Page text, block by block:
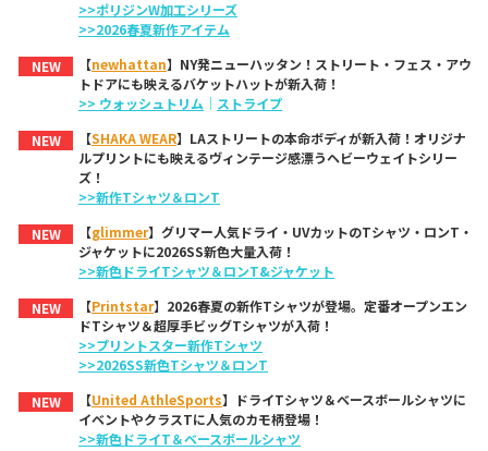
>>ポリジンW加工シリーズ
>>2026春夏新作アイテム
NEW
【newhattan】NY発ニューハッタン！ストリート・フェス・アウ
トドアにも映えるバケットハットが新入荷！
>> ウォッシュトリム ｜ ストライプ
NEW
【SHAKA WEAR】LAストリートの本命ボディが新入荷！オリジナ
ルプリントにも映えるヴィンテージ感漂うヘビーウェイトシリー
ズ！
>>新作Tシャツ＆ロンT
NEW
【glimmer】グリマー人気ドライ・UVカットのTシャツ・ロンT・
ジャケットに2026SS新色大量入荷！
>>新色ドライTシャツ＆ロンT&ジャケット
NEW
【Printstar】2026春夏の新作Tシャツが登場。定番オープンエン
ドTシャツ＆超厚手ビッグTシャツが入荷！
>>プリントスター新作Tシャツ
>>2026SS新色Tシャツ＆ロンT
NEW
【United AthleSports】ドライTシャツ＆ベースボールシャツに
イベントやクラスTに人気のカモ柄登場！
>>新色ドライT＆ベースボールシャツ